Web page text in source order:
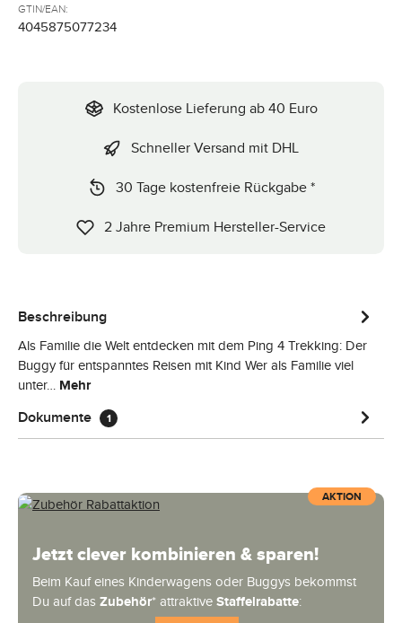
GTIN/EAN:
4045875077234
Kostenlose Lieferung ab 40 Euro
Schneller Versand mit DHL
30 Tage kostenfreie Rückgabe *
2 Jahre Premium Hersteller-Service
Beschreibung
Als Familie die Welt entdecken mit dem Ping 4 Trekking: Der
Buggy für entspanntes Reisen mit Kind Wer als Familie viel
unter… Mehr
Dokumente 1
Jetzt clever kombinieren & sparen!
Beim Kauf eines Kinderwagens oder Buggys bekommst
Du auf dasZubehör* attraktiveStaffelrabatte:
AKTION